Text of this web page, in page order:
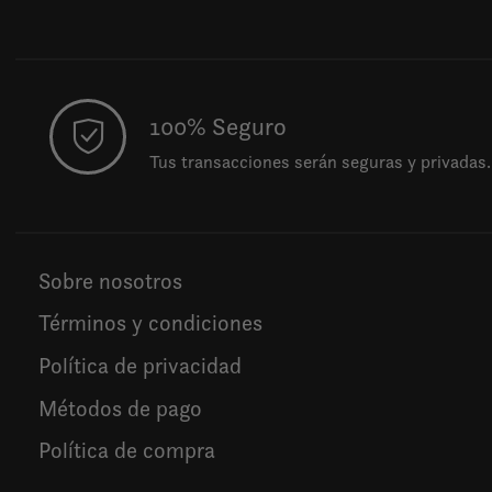
100% Seguro
Tus transacciones serán seguras y privadas.
Sobre nosotros
Términos y condiciones
Política de privacidad
Métodos de pago
Política de compra